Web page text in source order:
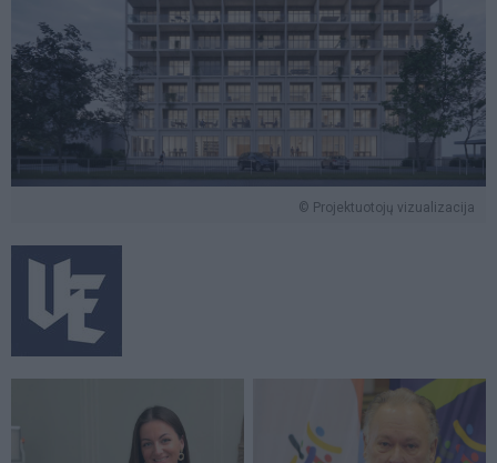
© Projektuotojų vizualizacija